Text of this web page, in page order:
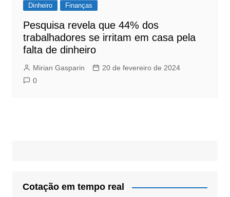
Dinheiro Finanças
Pesquisa revela que 44% dos
trabalhadores se irritam em casa pela
falta de dinheiro
Mirian Gasparin
20 de fevereiro de 2024
0
Cotação em tempo real